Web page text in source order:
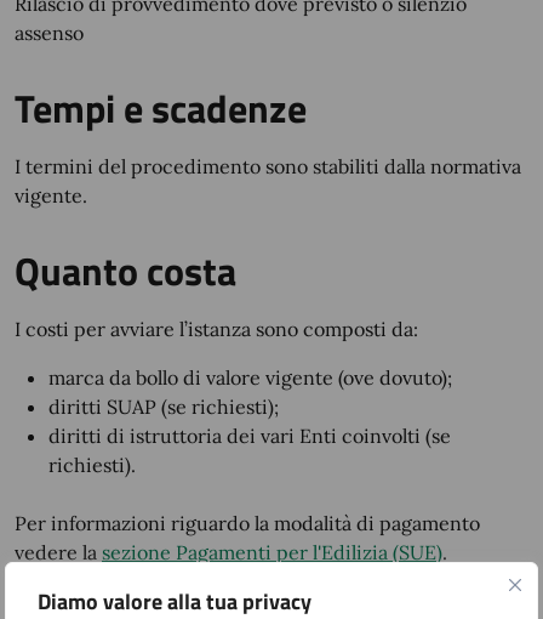
Diamo valore alla tua privacy
assenso
Tempi e scadenze
I termini del procedimento sono stabiliti dalla normativa
vigente.
Quanto costa
I costi per avviare l’istanza sono composti da:
marca da bollo di valore vigente (ove dovuto);
diritti SUAP (se richiesti);
diritti di istruttoria dei vari Enti coinvolti (se
richiesti).
Per informazioni riguardo la modalità di pagamento
vedere la sezione Pagamenti per l'Edilizia (SUE).